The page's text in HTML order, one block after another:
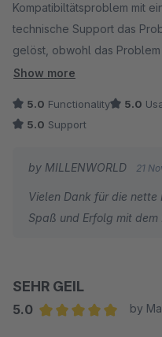
Kompatibiltätsproblem mit
technische Support das
gelöst, obwohl das
verursacht wurde. Super
Show more
5.0 Functionality 5.0
5.0 Support
by MILLENWORLD 21
Vielen Dank für die nette
Spaß und Erfolg mit dem
SEHR GEIL
5.0
by